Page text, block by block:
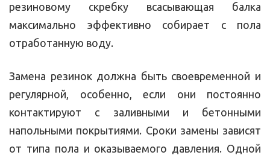
резиновому скребку всасывающая балка
максимально эффективно собирает с пола
отработанную воду.
Замена резинок должна быть своевременной и
регулярной, особенно, если они постоянно
контактируют с заливными и бетонными
напольными покрытиями. Сроки замены зависят
от типа пола и оказываемого давления. Одной